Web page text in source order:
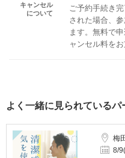
キャンセル
について
ご予約手続き
された場合、
ます。無料で
ャンセル料を
よく一緒に見られているパ
梅
8/